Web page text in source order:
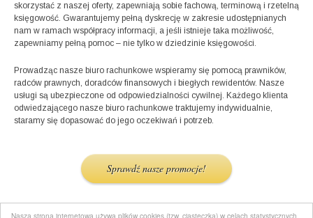
Nasza strona internetowa używa plików cookies (tzw. ciasteczka) w celach statystycznych,
skorzystać z naszej oferty, zapewniają sobie fachową, terminową i rzetelną
księgowość. Gwarantujemy pełną dyskrecję w zakresie udostępnianych
nam w ramach współpracy informacji, a jeśli istnieje taka możliwość,
zapewniamy pełną pomoc – nie tylko w dziedzinie księgowości.
Prowadząc nasze biuro rachunkowe wspieramy się pomocą prawników,
radców prawnych, doradców finansowych i biegłych rewidentów. Nasze
usługi są ubezpieczone od odpowiedzialności cywilnej. Każdego klienta
odwiedzającego nasze biuro rachunkowe traktujemy indywidualnie,
staramy się dopasować do jego oczekiwań i potrzeb.
Sprawdź nasze promocje!